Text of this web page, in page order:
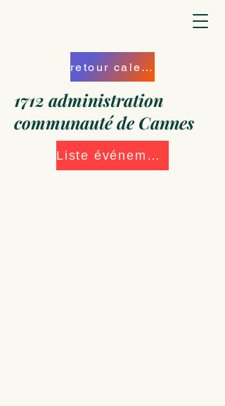
retour calendrier
1712 administration
communauté de Cannes
Liste événements